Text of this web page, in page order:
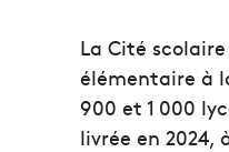
La Cité
élémentaire à
900 et 1 000
livrée en 2024,